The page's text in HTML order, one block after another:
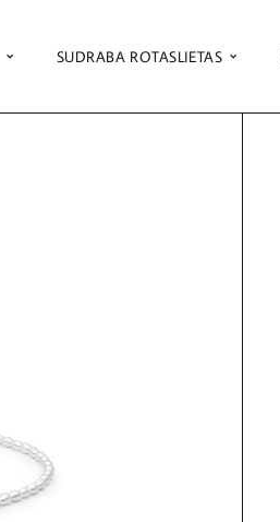
SUDRABA ROTASLIETAS